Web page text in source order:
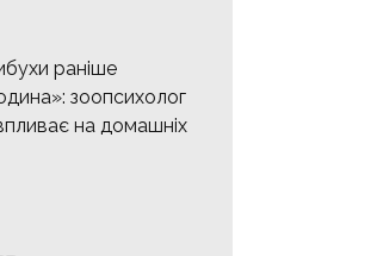
раніше
зоопсихолог
на домашніх